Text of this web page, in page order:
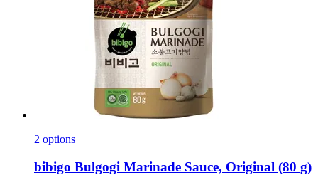
2 options
bibigo Bulgogi Marinade Sauce, Original (80 g)